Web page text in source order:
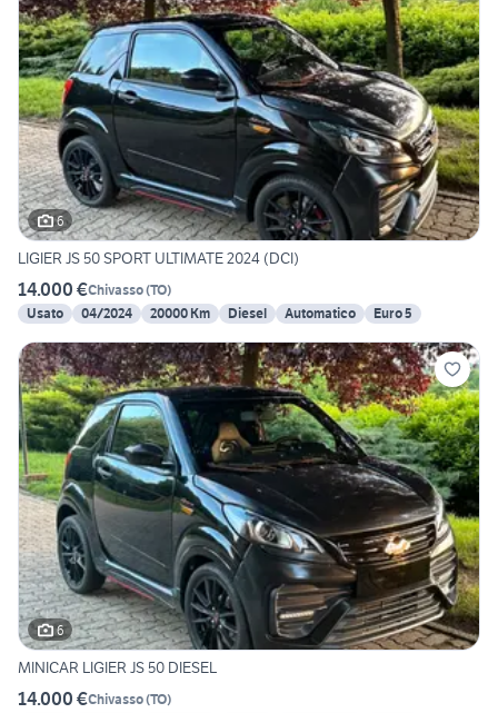
6
LIGIER JS 50 SPORT ULTIMATE 2024 (DCI)
14.000 €Chivasso(TO)
Usato
04/2024 20000 Km Diesel Automatico Euro 5
6
MINICAR LIGIER JS 50 DIESEL
14.000 €Chivasso(TO)